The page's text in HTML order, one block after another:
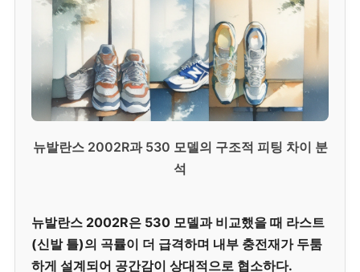
뉴발란스 2002R과 530 모델의 구조적 피팅 차이 분
석
뉴발란스 2002R은 530 모델과 비교했을 때 라스트
(신발 틀)의 곡률이 더 급격하며 내부 충전재가 두툼
하게 설계되어 공간감이 상대적으로 협소하다.